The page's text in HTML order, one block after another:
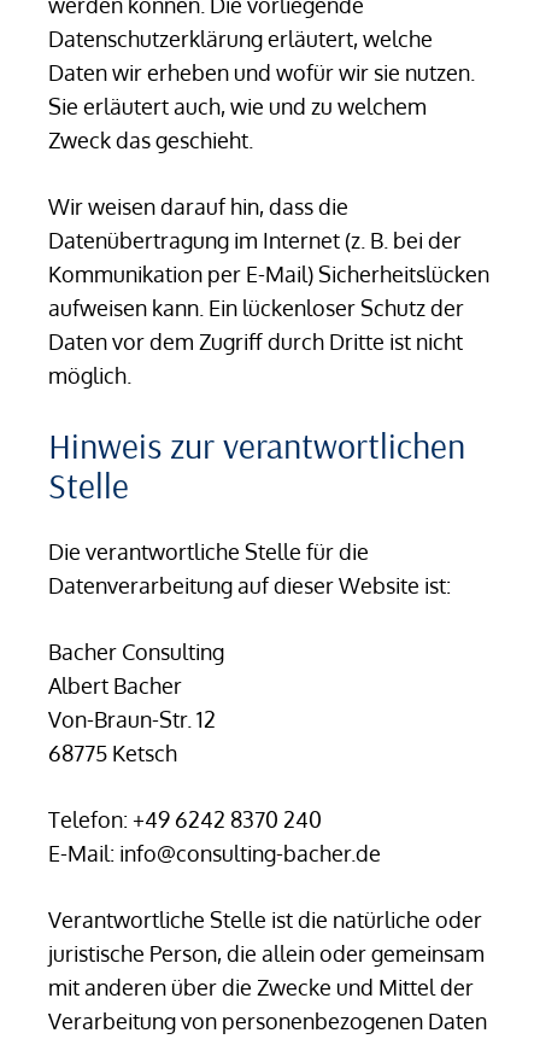
Datenschutzerklärung erläutert, welche
Daten wir erheben und wofür wir sie nutzen.
Sie erläutert auch, wie und zu welchem
Zweck das geschieht.
Wir weisen darauf hin, dass die
Datenübertragung im Internet (z. B. bei der
Kommunikation per E-Mail) Sicherheitslücken
aufweisen kann. Ein lückenloser Schutz der
Daten vor dem Zugriff durch Dritte ist nicht
möglich.
Hinweis zur verantwortlichen
Stelle
Die verantwortliche Stelle für die
Datenverarbeitung auf dieser Website ist:
Bacher Consulting
Albert Bacher
Von-Braun-Str. 12
68775 Ketsch
Telefon: +49 6242 8370 240
E-Mail: info@consulting-bacher.de
Verantwortliche Stelle ist die natürliche oder
juristische Person, die allein oder gemeinsam
mit anderen über die Zwecke und Mittel der
Verarbeitung von personenbezogenen Daten